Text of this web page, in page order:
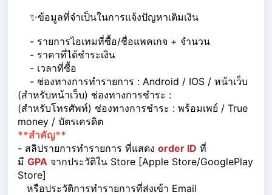
✨ข้อมูลที่จำเป็นในการแจ้งปัญหาเติมเงิน
- รายการไอเทมที่ซื้อ/ชื่อแพคเกจ + จำนวน
- ราคาที่ได้ชำระเงิน
- เวลาที่ซื้อ
- ช่องทางการทำรายการ : Android / IOS / หน้าเว็บ
(สำหรับหน้าเว็บ) ช่องทางการชำระ :
(สำหรับโทรศัพท์) ช่องทางการชำระ : พร้อมเพย์ / True
money / บัตรเครดิต
**สำคัญ**
- สลิปรายการทำรายการ ที่แสดง order ID ที่
มี GPA จากประวัติใน Store [Apple Store/GooglePlay
Store]
หรือประวัติการทำรายการที่ส่งเข้า Email